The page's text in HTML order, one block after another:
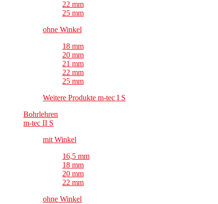
22 mm
25 mm
ohne Winkel
18 mm
20 mm
21 mm
22 mm
25 mm
Weitere Produkte m-tec I S
Bohrlehren
m-tec II S
mit Winkel
16,5 mm
18 mm
20 mm
22 mm
ohne Winkel